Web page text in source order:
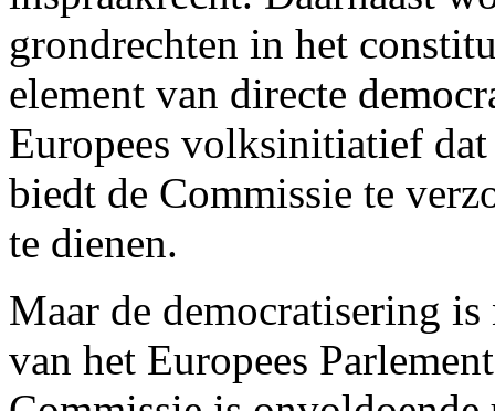
grondrechten in het
element van directe
Europees volksinitiatief
biedt de Commissie te
te dienen.
Maar de democratisering
van het Europees